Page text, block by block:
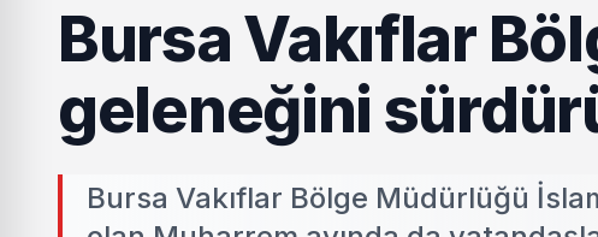
Bursa Vakıflar
geleneğini
Bursa Vakıflar Bölge Müdürlüğü